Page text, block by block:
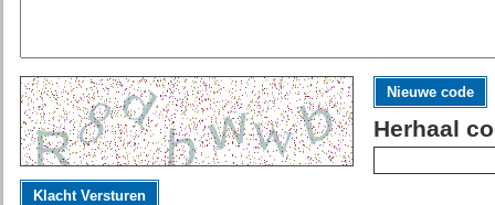
Nieuwe code
Herhaal
Klacht Versturen